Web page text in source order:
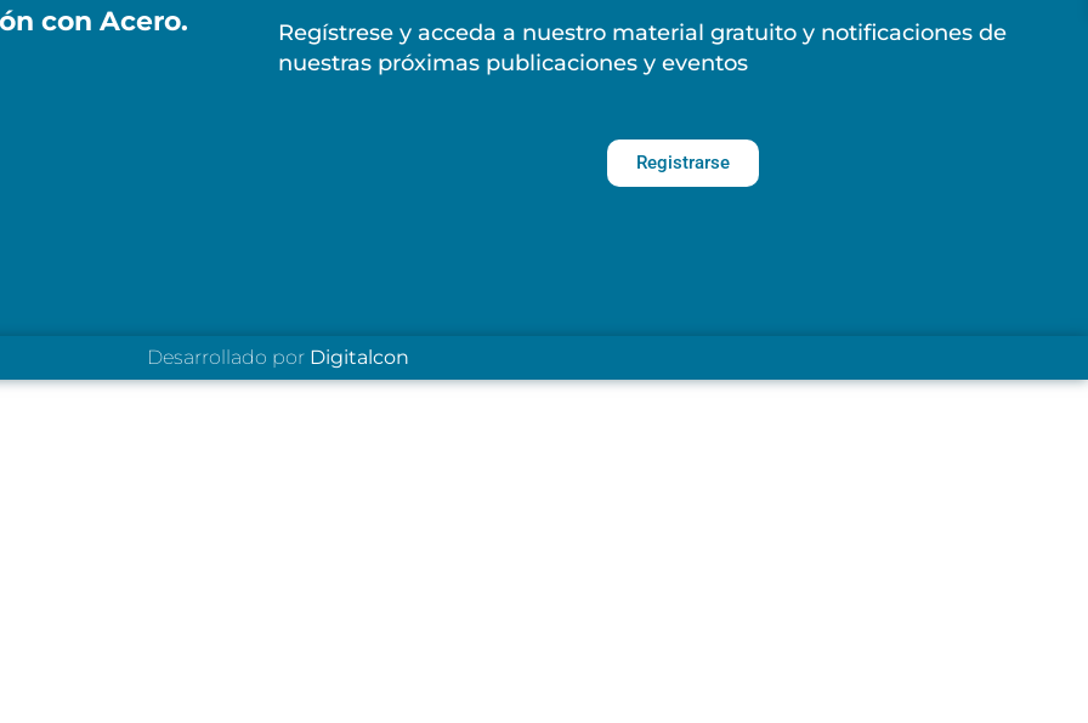
con Acero.
Regístrese y acceda a nuestro material gratuito y notificaciones de
nuestras próximas publicaciones y eventos
Registrarse
Desarrollado por Digitalcon